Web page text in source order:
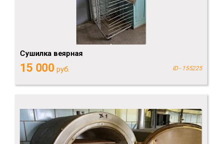
Сушилка веярная
15 000 руб. ID - 155225